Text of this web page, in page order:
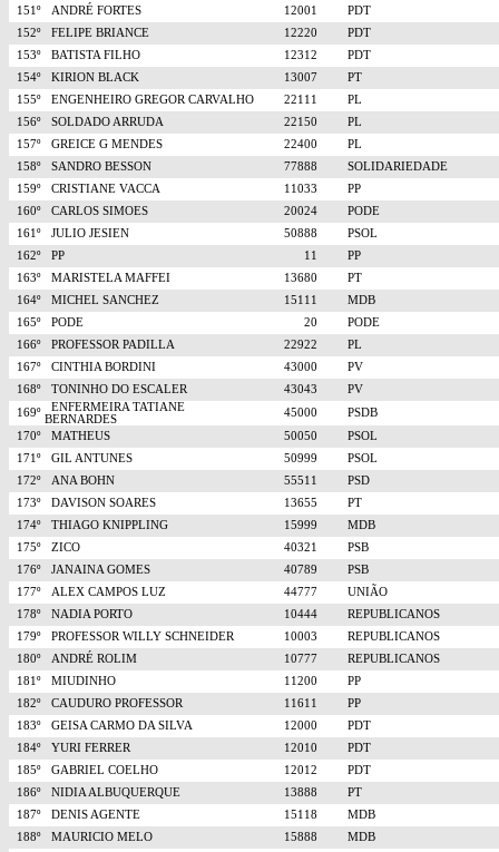
151º ANDRÉ FORTES 12001
PDT
152º
FELIPE BRIANCE 12220
PDT
153º
BATISTA FILHO 12312
PDT
154º
KIRION BLACK 13007
PT
155º
ENGENHEIRO GREGOR CARVALHO 22111
PL
156º
SOLDADO ARRUDA 22150
PL
157º
GREICE G MENDES 22400
PL
158º
SANDRO BESSON 77888
SOLIDARIEDADE
159º
CRISTIANE VACCA 11033
PP
160º
CARLOS SIMOES 20024
PODE
161º
JULIO JESIEN 50888
PSOL
162º
PP 11
PP
163º
MARISTELA MAFFEI 13680
PT
164º
MICHEL SANCHEZ 15111
MDB
165º
PODE 20
PODE
166º
PROFESSOR PADILLA 22922
PL
167º
CINTHIA BORDINI 43000
PV
168º
TONINHO DO ESCALER 43043
PV
169º
ENFERMEIRA TATIANE
BERNARDES
45000
PSDB
170º
MATHEUS 50050
PSOL
171º
GIL ANTUNES 50999
PSOL
172º
ANA BOHN 55511
PSD
173º
DAVISON SOARES 13655
PT
174º
THIAGO KNIPPLING 15999
MDB
175º
ZICO 40321
PSB
176º
JANAINA GOMES 40789
PSB
177º
ALEX CAMPOS LUZ 44777
UNIÃO
178º
NADIA PORTO 10444
REPUBLICANOS
179º
PROFESSOR WILLY SCHNEIDER 10003
REPUBLICANOS
180º
ANDRÉ ROLIM 10777
REPUBLICANOS
181º
MIUDINHO 11200
PP
182º
CAUDURO PROFESSOR 11611
PP
183º
GEISA CARMO DA SILVA 12000
PDT
184º
YURI FERRER 12010
PDT
185º
GABRIEL COELHO 12012
PDT
186º
NIDIA ALBUQUERQUE 13888
PT
187º
DENIS AGENTE 15118
MDB
188º
MAURICIO MELO 15888
MDB